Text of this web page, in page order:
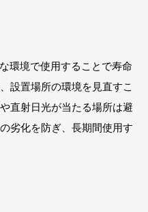
環境で使用することで寿命
設置場所の環境を見直すこ
直射日光が当たる場所は避
劣化を防ぎ、長期間使用す